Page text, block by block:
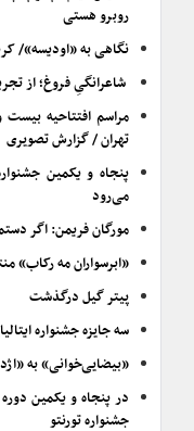
روبرو هستی
نگاهی به «اودیسه»/
شاعرانگیِ فروغ؛ از
مراسم افتتاحیه
تهران / گزارش تصویری
پنجاه و یکمین
می‌رود
مورگان فریمن: اگر
«ابرسواران مه رکاب»
پیتر گیل درگذشت
سه جایزه جشنواره
«بیضایی‌خوانی» به
در پنجاه و یکمین
جشنواره تورنتو